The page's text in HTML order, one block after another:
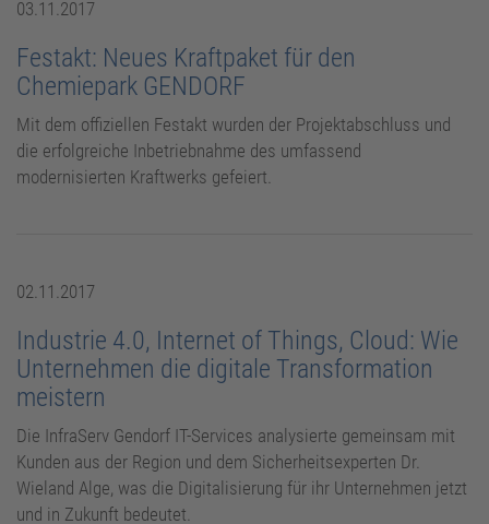
03.11.2017
Festakt: Neues Kraftpaket für den
Chemiepark GENDORF
Mit dem offiziellen Festakt wurden der Projektabschluss und
die erfolgreiche Inbetriebnahme des umfassend
modernisierten Kraftwerks gefeiert.
02.11.2017
Industrie 4.0, Internet of Things, Cloud: Wie
Unternehmen die digitale Transformation
meistern
Die InfraServ Gendorf IT-Services analysierte gemeinsam mit
Kunden aus der Region und dem Sicherheitsexperten Dr.
Wieland Alge, was die Digitalisierung für ihr Unternehmen jetzt
und in Zukunft bedeutet.